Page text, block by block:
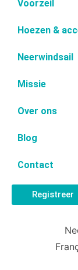
Voorzeil
Hoezen &
Neerwindsail
Missie
Over ons
Blog
Contact
Registreer